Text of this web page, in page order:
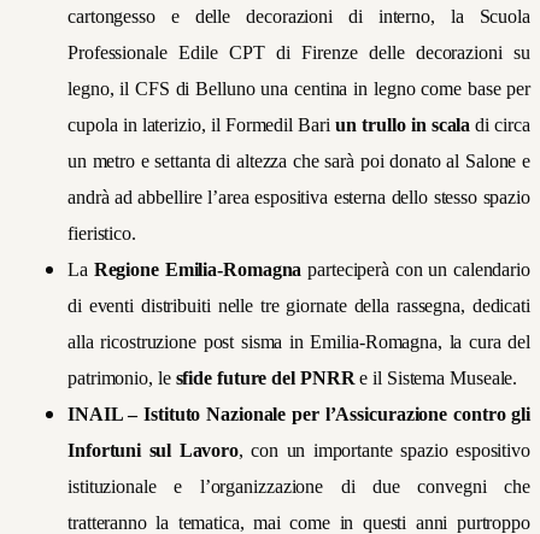
cartongesso e delle decorazioni di interno, la Scuola
Professionale Edile CPT di Firenze delle decorazioni su
legno, il CFS di Belluno una centina in legno come base per
cupola in laterizio, il Formedil Bariun trullo in scala di circa
un metro e settanta di altezza che sarà poi donato al Salone e
andrà ad abbellire l’area espositiva esterna dello stesso spazio
fieristico.
La Regione Emilia-Romagnaparteciperà con un calendario
di eventi distribuiti nelle tre giornate della rassegna, dedicati
alla ricostruzione post sisma in Emilia-Romagna, la cura del
patrimonio, le sfide future del PNRR e il Sistema Museale.
INAIL – Istituto Nazionale per l’Assicurazione contro gli
Infortuni sul Lavoro, con un importante spazio espositivo
istituzionale e l’organizzazione di due convegni che
tratteranno la tematica, mai come in questi anni purtroppo